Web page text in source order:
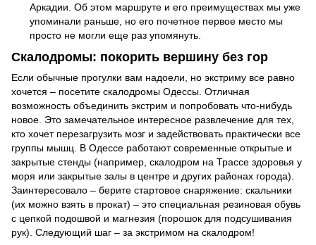
Аркадии. Об этом маршруте и его преимуществах мы уже
упоминали раньше, но его почетное первое место мы
просто не могли еще раз упомянуть.
Скалодромы: покорить вершину без гор
Если обычные прогулки вам надоели, но экстриму все равно
хочется – посетите скалодромы Одессы. Отличная
возможность объединить экстрим и попробовать что-нибудь
новое. Это замечательное интересное развлечение для тех,
кто хочет перезагрузить мозг и задействовать практически все
группы мышц. В Одессе работают современные открытые и
закрытые стенды (например, скалодром на Трассе здоровья у
моря или закрытые залы в центре и других районах города).
Заинтересовало – берите стартовое снаряжение: скальники
(их можно взять в прокат) – это специальная резиновая обувь
с цепкой подошвой и магнезия (порошок для подсушивания
рук). Следующий шаг – за экстримом на скалодром!